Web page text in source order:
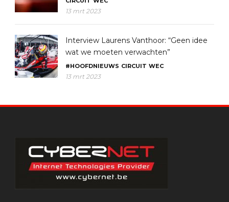
13 mrt 2023
Interview Laurens Vanthoor: “Geen idee
wat we moeten verwachten”
#HOOFDNIEUWS CIRCUIT WEC
13 mrt 2023